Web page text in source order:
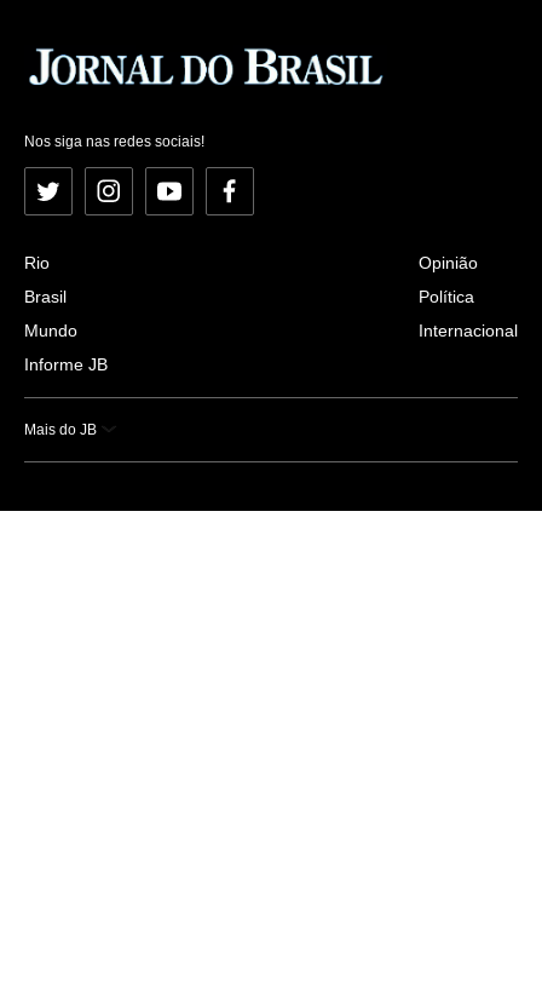
Nos siga nas redes sociais!
Twitter InstagramYouTubeFacebook
Rio
Brasil
Mundo
Informe JB
Opinião
Política
Internacional
Mais do JB
Esportes